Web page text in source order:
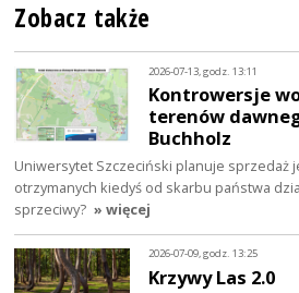
Zobacz także
2026-07-13, godz. 13:11
Kontrowersje
terenów
Buchholz
Uniwersytet Szczeciński planuje sprzedaż
otrzymanych kiedyś od skarbu państwa
sprzeciwy? » więcej
2026-07-09, godz. 13:25
Krzywy Las 2.0